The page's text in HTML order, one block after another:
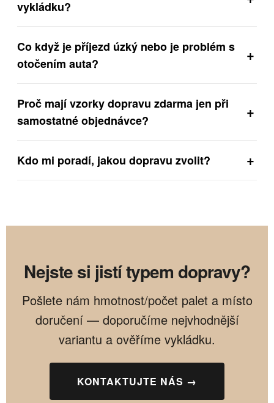
vykládku?
Co když je příjezd úzký nebo je problém s
otočením auta?
+
Proč mají vzorky dopravu zdarma jen při
samostatné objednávce?
+
Kdo mi poradí, jakou dopravu zvolit? +
Nejste si jistí typem dopravy?
Pošlete nám hmotnost/počet palet a místo
doručení — doporučíme nejvhodnější
variantu a ověříme vykládku.
KONTAKTUJTE NÁS →